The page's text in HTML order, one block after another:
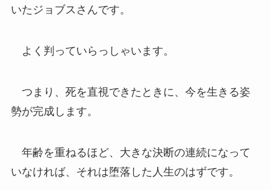
いたジョブスさんです。
よく判っていらっしゃいます。
つまり、死を直視できたときに、今を生きる姿
勢が完成します。
年齢を重ねるほど、大きな決断の連続になって
いなければ、それは堕落した人生のはずです。